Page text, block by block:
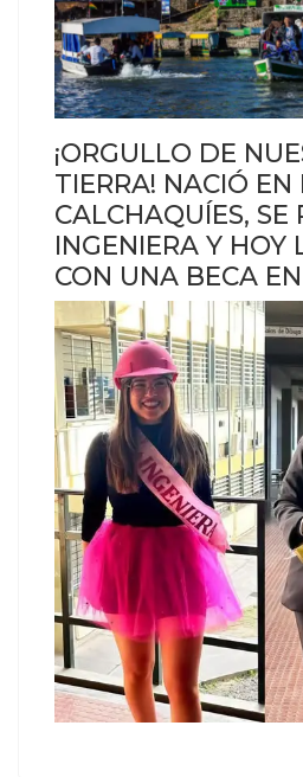
¡ORGULLO DE
TIERRA! NACIÓ EN
CALCHAQUÍES, SE
INGENIERA Y HOY
CON UNA BECA